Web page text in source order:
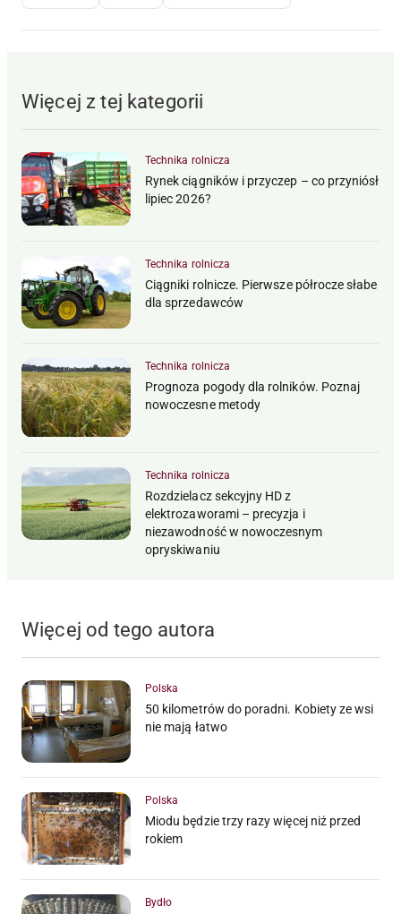
Więcej z tej kategorii
Technika rolnicza
Rynek ciągników i przyczep – co przyniósł
lipiec 2026?
Technika rolnicza
Ciągniki rolnicze. Pierwsze półrocze słabe
dla sprzedawców
Technika rolnicza
Prognoza pogody dla rolników. Poznaj
nowoczesne metody
Technika rolnicza
Rozdzielacz sekcyjny HD z
elektrozaworami – precyzja i
niezawodność w nowoczesnym
opryskiwaniu
Więcej od tego autora
Polska
50 kilometrów do poradni. Kobiety ze wsi
nie mają łatwo
Polska
Miodu będzie trzy razy więcej niż przed
rokiem
Bydło